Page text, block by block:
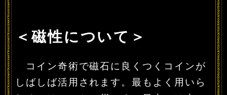
＜磁性について＞
コイン奇術で磁石に良くつくコインが
しばしば活用されます。最もよく用いら